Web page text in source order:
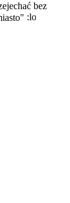
bez